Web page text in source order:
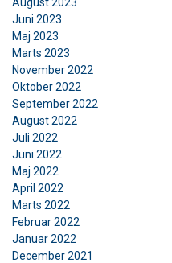
Juni 2023
Maj 2023
Marts 2023
November 2022
Oktober 2022
September 2022
August 2022
Juli 2022
Juni 2022
Maj 2022
April 2022
Marts 2022
Februar 2022
Januar 2022
December 2021
VIS DETALJER